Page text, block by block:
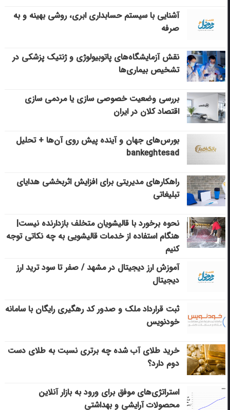
آشنایی با سیستم حسابداری ابری، روشی بهینه و به
صرفه
نقش آزمایشگاه‌های پاتوبیولوژی و ژنتیک پزشکی در
تشخیص بیماری‌ها
بررسی وضعیت خصوصی سازی یا مردمی سازی
اقتصاد کلان در ایران
بورس‌های جهان و آینده پیش روی آن‌ها + تحلیل
bankeghtesad
راهکارهای مدیریتی برای افزایش اثربخشی هدایای
تبلیغاتی
نحوه برخورد با قالیشویان متخلف بازدارنده نیست|
هنگام استفاده از خدمات قالیشویی به چه نکاتی توجه
کنیم
آموزش ارز دیجیتال در مشهد / صفر تا سود ترید ارز
دیجیتال
ثبت قرارداد ملک و صدور کد رهگیری رایگان با سامانه
خودنویس
خرید طلای آب شده چه برتری نسبت به طلای دست
دوم دارد؟
استراتژی‌های موفق برای ورود به بازار آنلاین
محصولات آرایشی و بهداشتی